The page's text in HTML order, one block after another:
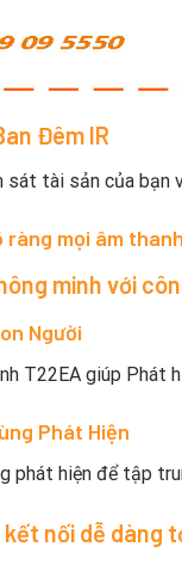
Đêm IR
sát tài sản của bạn
ràng mọi âm
minh với
Người
T22EA giúp Phát
Phát Hiện
phát hiện để tập
nối dễ dàng